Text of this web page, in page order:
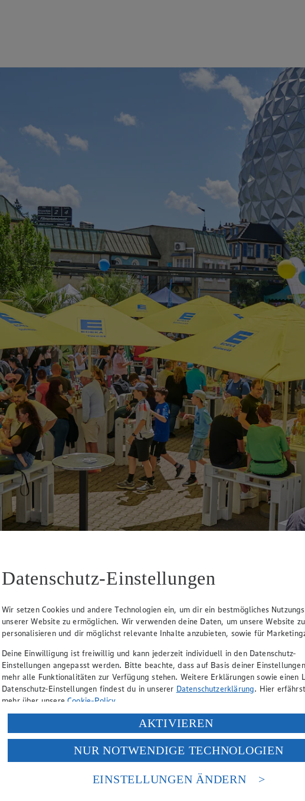
ein buntes Programm für Groß und Klein. Freu dich auf Spiel, Spaß und
Datenschutz-Einstellungen
Wir setzen Cookies und andere Technologien ein, um dir ein bestmögliches
unserer Website zu ermöglichen. Wir verwenden deine Daten, um unsere Website zu
personalisieren und dir möglichst relevante Inhalte anzubieten, sowie für
Deine Einwilligung ist freiwillig und kann jederzeit individuell in den Datenschutz-
Einstellungen angepasst werden. Bitte beachte, dass auf Basis deiner
mehr alle Funktionalitäten zur Verfügung stehen. Weitere Erklärungen sowie einen
Datenschutz-Einstellungen findest du in unserer Datenschutzerklärung. Hier
mehr über unsereCookie-Policy.
Verarbeitung deiner personenbezogenen Daten in den USA durch Facebook und
Wenn du auf „Aktivieren“ klickst, willigst du im Sinne des Art. 49 Abs. 1 Satz 1 lit.
ein, dass deine Daten in den USA verarbeitet werden. Der EuGH sieht die USA als
einem nach europäischen Standards nicht angemessenen Datenschutzniveau an. Es
Risiko eines Zugriffs durch US-amerikanische Behörden.
AKTIVIEREN
NUR NOTWENDIGE TECHNOLOGIEN
EINSTELLUNGEN ÄNDERN